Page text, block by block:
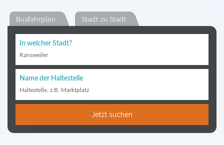
Busfahrplan Stadt zu Stadt
In welcher Stadt?
Ransweiler
Name der Haltestelle
Haltestelle, z.B. Marktplatz
Jetzt suchen